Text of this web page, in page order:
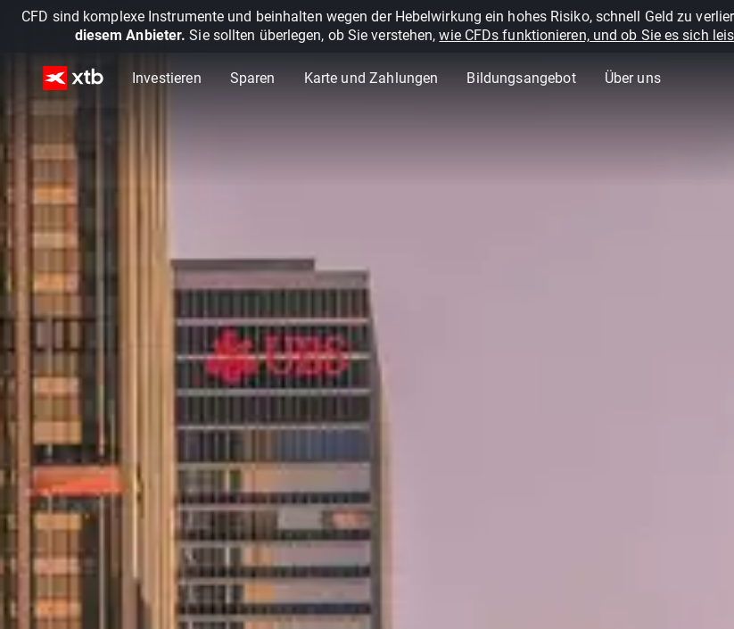
CFD sind komplexe Instrumente und beinhalten wegen der Hebelwirkung ein hohes Risiko, schnell Geld zu
diesem Anbieter. Sie sollten überlegen, ob Sie verstehen,wie CFDs funktionieren, und ob Sie es sich
Investieren Sparen Karte und Zahlungen Bildungsangebot Über uns